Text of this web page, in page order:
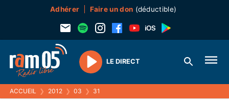
Adhérer Faire un don (déductible)
Play
LE DIRECT
ACCUEIL ❯ 2012 ❯ 03 ❯ 31